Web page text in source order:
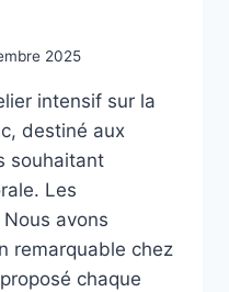
2025
intensif sur la
destiné aux
souhaitant
Les
avons
remarquable chez
chaque